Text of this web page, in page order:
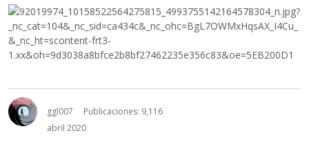
ggl007
Publicaciones: 9,116
abril 2020